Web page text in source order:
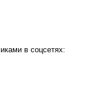
в соцсетях: